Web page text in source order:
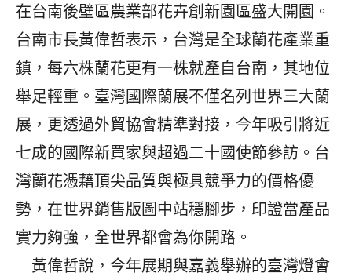
在台南後壁區農業部花卉創新園區盛大開園。
台南市長黃偉哲表示，台灣是全球蘭花產業重
鎮，每六株蘭花更有一株就產自台南，其地位
舉足輕重。臺灣國際蘭展不僅名列世界三大蘭
展，更透過外貿協會精準對接，今年吸引將近
七成的國際新買家與超過二十國使節參訪。台
灣蘭花憑藉頂尖品質與極具競爭力的價格優
勢，在世界銷售版圖中站穩腳步，印證當產品
實力夠強，全世界都會為你開路。
黃偉哲說，今年展期與嘉義舉辦的臺灣燈會